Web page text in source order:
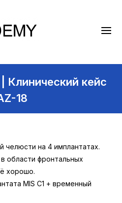
Клинический кейс
18
челюсти на 4 имплантатах.
области фронтальных
хорошо.
MIS C1 + временный